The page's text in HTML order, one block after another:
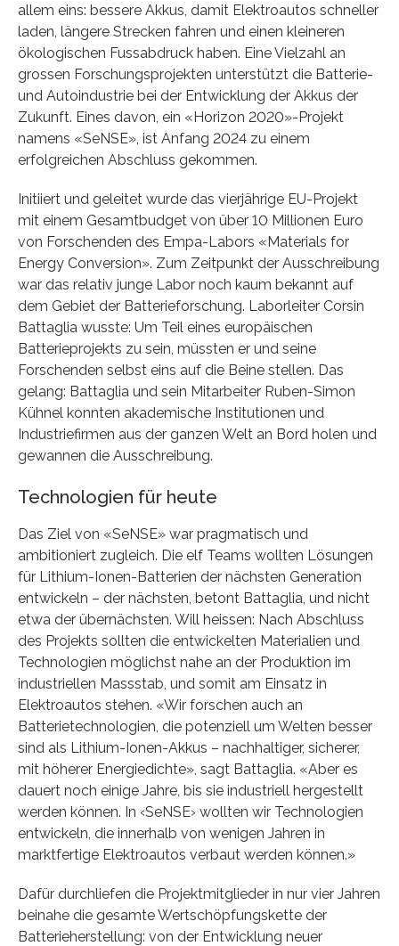
allem eins: bessere Akkus, damit Elektroautos schneller
laden, längere Strecken fahren und einen kleineren
ökologischen Fussabdruck haben. Eine Vielzahl an
grossen Forschungsprojekten unterstützt die Batterie-
und Autoindustrie bei der Entwicklung der Akkus der
Zukunft. Eines davon, ein «Horizon 2020»-Projekt
namens «SeNSE», ist Anfang 2024 zu einem
erfolgreichen Abschluss gekommen.
Initiiert und geleitet wurde das vierjährige EU-Projekt
mit einem Gesamtbudget von über 10 Millionen Euro
von Forschenden des Empa-Labors «Materials for
Energy Conversion». Zum Zeitpunkt der Ausschreibung
war das relativ junge Labor noch kaum bekannt auf
dem Gebiet der Batterieforschung. Laborleiter Corsin
Battaglia wusste: Um Teil eines europäischen
Batterieprojekts zu sein, müssten er und seine
Forschenden selbst eins auf die Beine stellen. Das
gelang: Battaglia und sein Mitarbeiter Ruben-Simon
Kühnel konnten akademische Institutionen und
Industriefirmen aus der ganzen Welt an Bord holen und
gewannen die Ausschreibung.
Technologien für heute
Das Ziel von «SeNSE» war pragmatisch und
ambitioniert zugleich. Die elf Teams wollten Lösungen
für Lithium-Ionen-Batterien der nächsten Generation
entwickeln – der nächsten, betont Battaglia, und nicht
etwa der übernächsten. Will heissen: Nach Abschluss
des Projekts sollten die entwickelten Materialien und
Technologien möglichst nahe an der Produktion im
industriellen Massstab, und somit am Einsatz in
Elektroautos stehen. «Wir forschen auch an
Batterietechnologien, die potenziell um Welten besser
sind als Lithium-Ionen-Akkus – nachhaltiger, sicherer,
mit höherer Energiedichte», sagt Battaglia. «Aber es
dauert noch einige Jahre, bis sie industriell hergestellt
werden können. In ‹SeNSE› wollten wir Technologien
entwickeln, die innerhalb von wenigen Jahren in
marktfertige Elektroautos verbaut werden können.»
Dafür durchliefen die Projektmitglieder in nur vier Jahren
beinahe die gesamte Wertschöpfungskette der
Batterieherstellung: von der Entwicklung neuer